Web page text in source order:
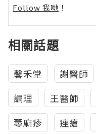
Follow 我哋 ！
相關話題
馨禾堂 謝醫師
調理
王醫師
蕁麻疹
痤瘡